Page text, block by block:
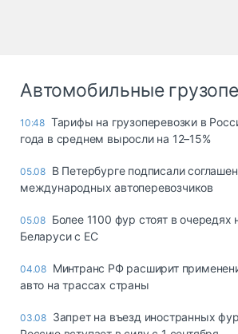
Автомобильные
10:48 Тарифы на грузоперевозки в
года в среднем выросли на 12–15%
05.08 В Петербурге подписали
международных автоперевозчиков
05.08 Более 1100 фур стоят в очередях
Беларуси с ЕС
04.08 Минтранс РФ расширит
авто на трассах страны
03.08 Запрет на въезд иностранных